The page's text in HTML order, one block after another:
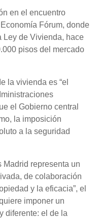
en el encuentro
Fórum, donde
Ley de Vivienda, hace
pisos del mercado
la vivienda es “el
el Gobierno central
la imposición
a la seguridad
Madrid representa un
de colaboración
y la eficacia”, el
imponer un
diferente: el de la